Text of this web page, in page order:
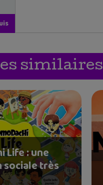
similaires
Life : une
sociale très